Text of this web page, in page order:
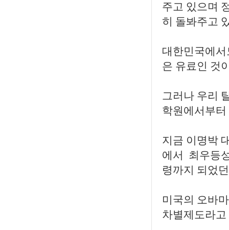
주고 있으며
히 돌봐주고
대한민국에
은 유료인 것
그러나 우리
학원에서부
지금 이명박
에서 최우등
령까지 되었
미국의 오바
차별제도라